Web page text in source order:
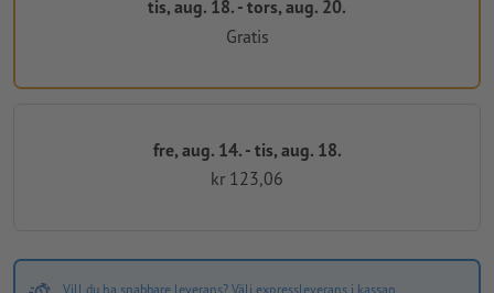
tis, aug. 18. - tors, aug. 20.
Gratis
fre, aug. 14. - tis, aug. 18.
kr 123,06
Vill du ha snabbare leverans? Välj expressleverans i kassan.